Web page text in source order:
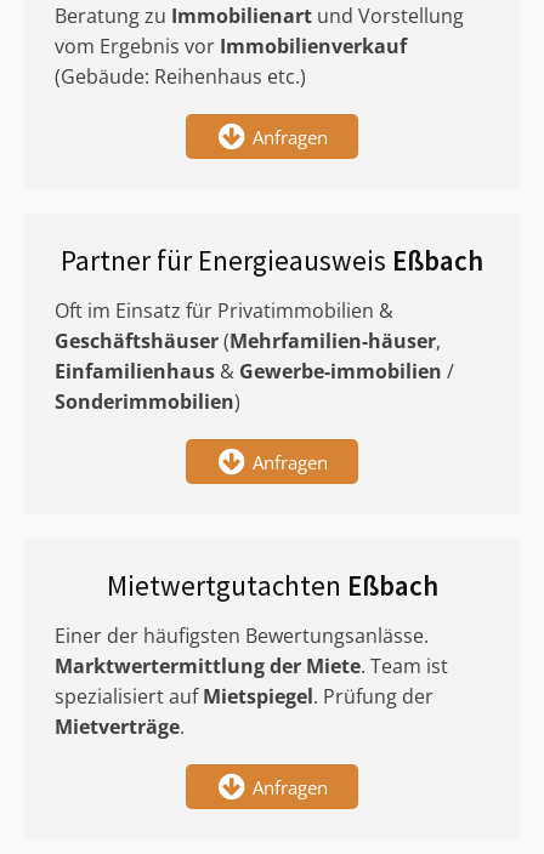
Beratung zu Immobilienart und Vorstellung
vom Ergebnis vor Immobilienverkauf
(Gebäude: Reihenhaus etc.)
Anfragen
Partner für Energieausweis Eßbach
Oft im Einsatz für Privatimmobilien &
Geschäftshäuser(Mehrfamilien-häuser,
Einfamilienhaus & Gewerbe-immobilien /
Sonderimmobilien)
Anfragen
Mietwertgutachten Eßbach
Einer der häufigsten Bewertungsanlässe.
Marktwertermittlungder Miete. Team ist
spezialisiert aufMietspiegel. Prüfung der
Mietverträge.
Anfragen